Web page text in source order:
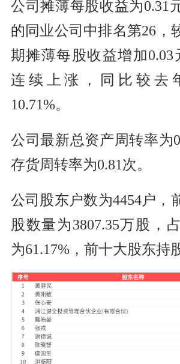
公司摊薄每股收益为0.31
的同业公司中排名第26，
期摊薄每股收益增加0.03
连续上涨，同比较去
10.71%。
公司最新总资产周转率为
存货周转率为0.81次。
公司股东户数为4454户，
股数量为3807.35万股，
为61.17%，前十大股东持